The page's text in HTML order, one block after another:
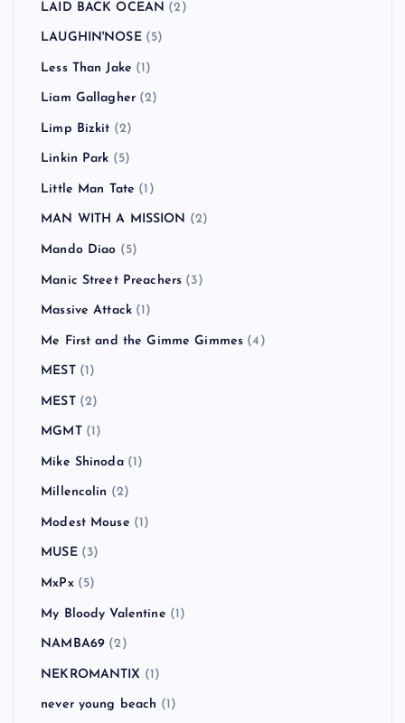
LAID BACK OCEAN (2)
LAUGHIN'NOSE(5)
Less Than Jake (1)
Liam Gallagher (2)
Limp Bizkit (2)
Linkin Park (5)
Little Man Tate (1)
MAN WITH A MISSION (2)
Mando Diao (5)
Manic Street Preachers (3)
Massive Attack (1)
Me First and the Gimme Gimmes (4)
MEST(1)
MEST(2)
MGMT(1)
Mike Shinoda(1)
Millencolin (2)
Modest Mouse (1)
MUSE(3)
MxPx(5)
My Bloody Valentine (1)
NAMBA69 (2)
NEKROMANTIX (1)
never young beach (1)